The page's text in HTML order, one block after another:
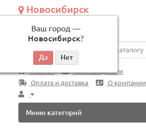
Новосибирск
Ваш город —
Новосибирск?
по будням, с 09:00 до 18:00
Везде
Главная
Производители
Оплата и доставка
О компании
Меню категорий